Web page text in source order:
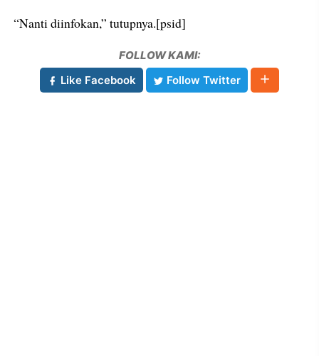
“Nanti diinfokan,” tutupnya.[psid]
FOLLOW KAMI:
Like Facebook
Follow Twitter